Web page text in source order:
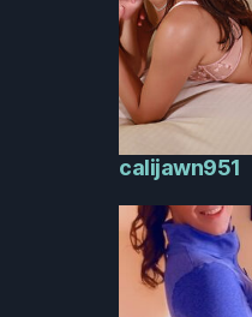
calijawn951